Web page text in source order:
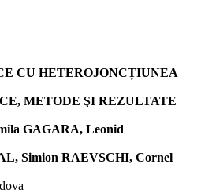
CU HETEROJONCȚIUNEA
METODE ŞI REZULTATE
GAGARA, Leonid
Simion RAEVSCHI, Cornel